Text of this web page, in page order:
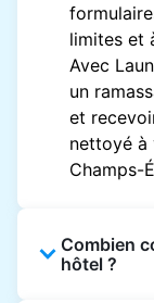
limites et
Avec
un
et
nettoyé à
Champs-
Combien
hôtel ?